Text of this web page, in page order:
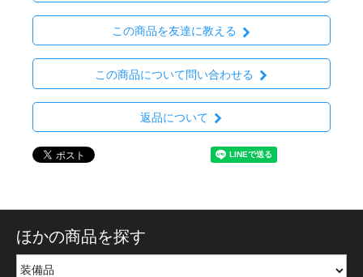
この商品を友達に教える
この商品について問い合わせる
返品について
ほかの商品を探す